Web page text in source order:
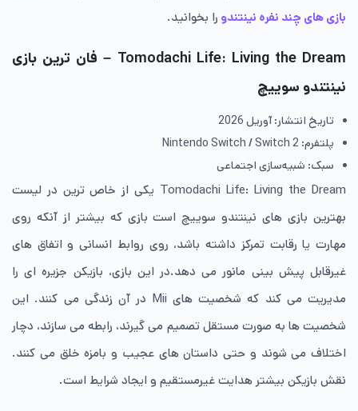
بازی های چند نفره نینتندو را بخوانید.
Tomodachi Life: Living the Dream – فان ترین بازی
نینتندو سوییچ
تاریخ انتشار: آوریل 2026
پلتفرم: Nintendo Switch / Switch 2
سبک: شبیه‌سازی اجتماعی
Tomodachi Life: Living the Dream یکی از خاص ترین در لیست
بهترین بازی های نینتندو سوییچ است بازی‌ که بیشتر از آنکه روی
مهارت یا رقابت تمرکز داشته باشد، روی روابط انسانی و اتفاق های
غیرقابل پیش بینی مانور می دهد.در این بازی، بازیکن جزیره ای را
مدیریت می کند که شخصیت های Mii در آن زندگی می کنند. این
شخصیت ها به صورت مستقل تصمیم می گیرند، رابطه می سازند، دچار
اختلاف می شوند و حتی داستان های عجیب و بامزه خلق می کنند.
نقش بازیکن بیشتر هدایت غیرمستقیم و ایجاد شرایط است.